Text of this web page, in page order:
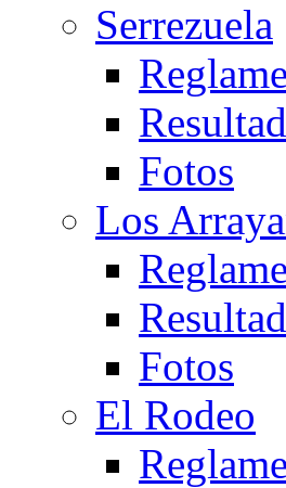
Serrezuela
Fotos
Los
Fotos
El Rodeo